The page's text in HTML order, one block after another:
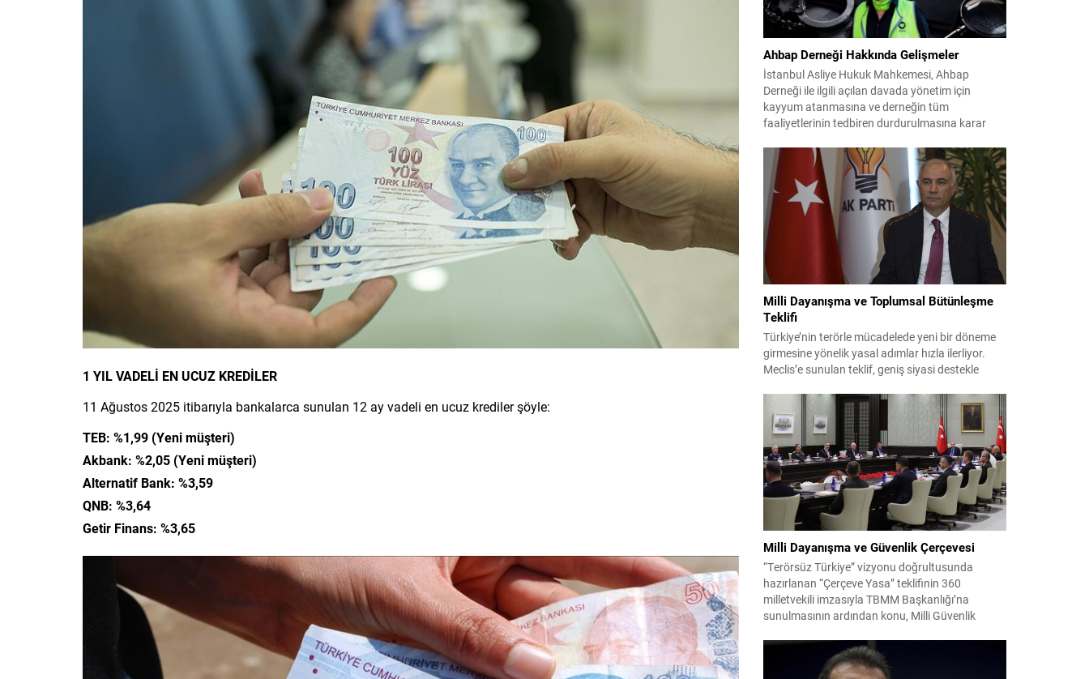
1 YIL VADELİ EN UCUZ KREDİLER
11 Ağustos 2025 itibarıyla bankalarca sunulan 12 ay vadeli en ucuz krediler şöyle:
TEB: %1,99 (Yeni müşteri)
Akbank: %2,05 (Yeni müşteri)
Alternatif Bank: %3,59
QNB: %3,64
Getir Finans: %3,65
Ahbap Derneği Hakkında Gelişmeler
İstanbul Asliye Hukuk Mahkemesi, Ahbap
Derneği ile ilgili açılan davada yönetim için
kayyum atanmasına ve derneğin tüm
faaliyetlerinin tedbiren durdurulmasına karar
kararı verilmiş olup son adım doğrudan yönetime
ilişkin bir tedbir niteliği taşıyor. İstanbul Emniyet
Müdürlüğü Mali Suçlarla Mücadele Şube
Müdürlüğü ve İstanbul...
Milli Dayanışma ve Toplumsal Bütünleşme
Teklifi
Türkiye’nin terörle mücadelede yeni bir döneme
girmesine yönelik yasal adımlar hızla ilerliyor.
Meclis’e sunulan teklif, geniş siyasi destekle
güçlendirmeyi amaçlıyor. AK Parti Genel
Başkanvekili Efkan Ala, teklifin 360’a yakın
milletvekilinin imzasıyla TBMM Başkanlığı’na
verildiğini belirterek, hem siyasi hem de
toplumsal düzeyde önemli bir destek
bulunduğunu...
Milli Dayanışma ve Güvenlik Çerçevesi
“Terörsüz Türkiye” vizyonu doğrultusunda
hazırlanan “Çerçeve Yasa” teklifinin 360
milletvekili imzasıyla TBMM Başkanlığı’na
sunulmasının ardından konu, Milli Güvenlik
Toplantı sonrası yayımlanan sekiz maddelik
bildiri, ülke güvenliği ve bölgesel gelişmelere dair